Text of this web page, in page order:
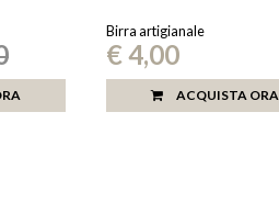
Birra artigianale
€ 4,00
ACQUISTA ORA